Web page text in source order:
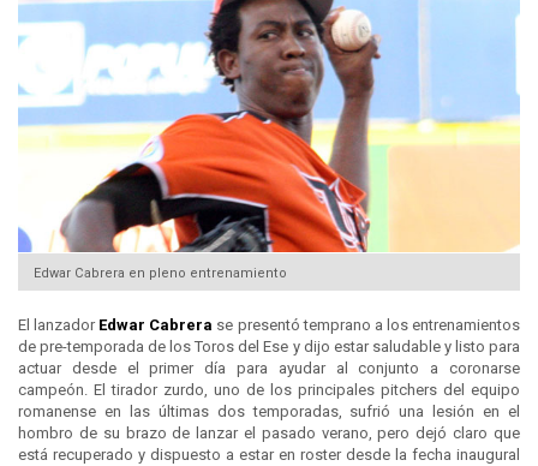
Edwar Cabrera en pleno entrenamiento
El lanzador Edwar Cabrera se presentó temprano a los entrenamientos
de pre-temporada de los Toros del Ese y dijo estar saludable y listo para
actuar desde el primer día para ayudar al conjunto a coronarse
campeón. El tirador zurdo, uno de los principales pitchers del equipo
romanense en las últimas dos temporadas, sufrió una lesión en el
hombro de su brazo de lanzar el pasado verano, pero dejó claro que
está recuperado y dispuesto a estar en roster desde la fecha inaugural